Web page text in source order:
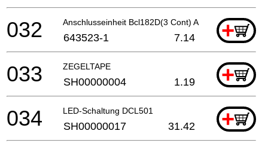
Anschlusseinheit Bcl182D(3 Cont) A +
032 643523-1 7.14
ZEGELTAPE +
033 SH00000004 1.19
LED-Schaltung DCL501 +
034 SH00000017 31.42